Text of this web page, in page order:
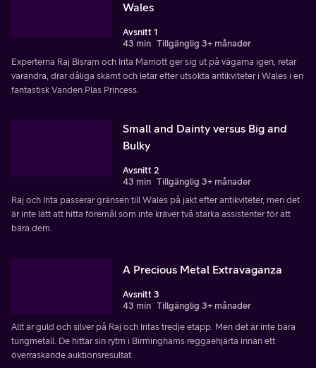
Wales
Avsnitt 1
43 min Tillgänglig 3+ månader
Experterna Raj Bisram och Irita Marriott ger sig ut på vägarna igen, retar
varandra, drar dåliga skämt och letar efter utsökta antikviteter i Wales i en
fantastisk Vanden Plas Princess.
Small and Dainty versus Big and
Bulky
Avsnitt 2
43 min Tillgänglig 3+ månader
Raj och Irita passerar gränsen till Wales på jakt efter antikviteter, men det
är inte lätt att hitta föremål som inte kräver två starka assistenter för att
bära dem.
A Precious Metal Extravaganza
Avsnitt 3
43 min Tillgänglig 3+ månader
Allt är guld och silver på Raj och Iritas tredje etapp. Men det är inte bara
tungmetall. De hittar sin rytm i Birminghams reggaehjärta innan ett
överraskande auktionsresultat.